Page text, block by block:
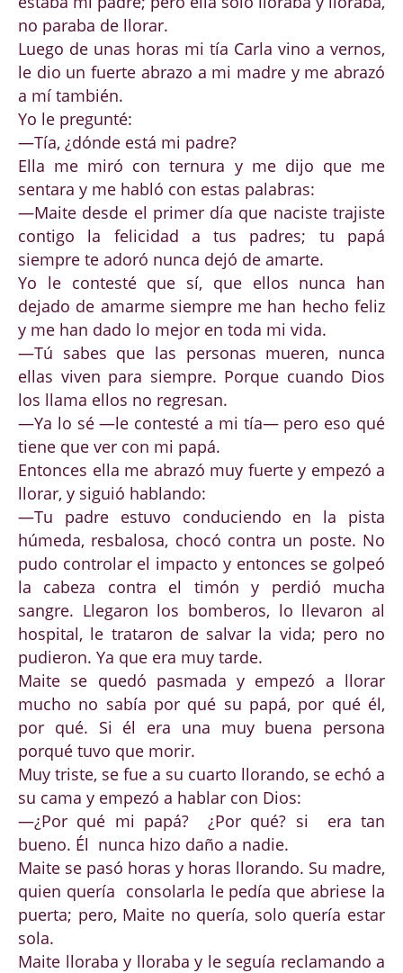
no paraba de llorar.
Luego de unas horas mi tía Carla vino a vernos,
le dio un fuerte abrazo a mi madre y me abrazó
a mí también.
Yo le pregunté:
—Tía, ¿dónde está mi padre?
Ella me miró con ternura y me dijo que me
sentara y me habló con estas palabras:
—Maite desde el primer día que naciste trajiste
contigo la felicidad a tus padres; tu papá
siempre te adoró nunca dejó de amarte.
Yo le contesté que sí, que ellos nunca han
dejado de amarme siempre me han hecho feliz
y me han dado lo mejor en toda mi vida.
—Tú sabes que las personas mueren, nunca
ellas viven para siempre. Porque cuando Dios
los llama ellos no regresan.
—Ya lo sé —le contesté a mi tía— pero eso qué
tiene que ver con mi papá.
Entonces ella me abrazó muy fuerte y empezó a
llorar, y siguió hablando:
—Tu padre estuvo conduciendo en la pista
húmeda, resbalosa, chocó contra un poste. No
pudo controlar el impacto y entonces se golpeó
la cabeza contra el timón y perdió mucha
sangre. Llegaron los bomberos, lo llevaron al
hospital, le trataron de salvar la vida; pero no
pudieron. Ya que era muy tarde.
Maite se quedó pasmada y empezó a llorar
mucho no sabía por qué su papá, por qué él,
por qué. Si él era una muy buena persona
porqué tuvo que morir.
Muy triste, se fue a su cuarto llorando, se echó a
su cama y empezó a hablar con Dios:
—¿Por qué mi papá? ¿Por qué? si era tan
bueno. Él nunca hizo daño a nadie.
Maite se pasó horas y horas llorando. Su madre,
quien quería consolarla le pedía que abriese la
puerta; pero, Maite no quería, solo quería estar
sola.
Maite lloraba y lloraba y le seguía reclamando a